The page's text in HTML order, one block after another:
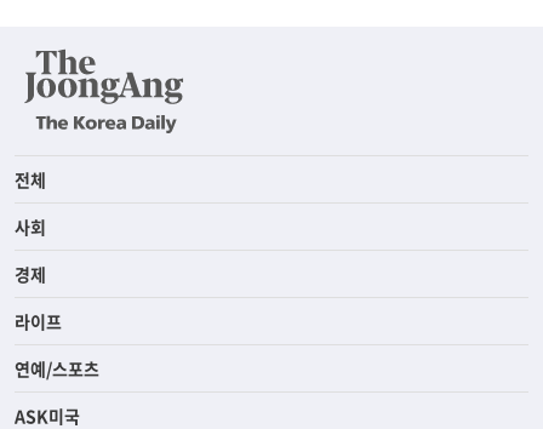
전체
사회
경제
라이프
연예/스포츠
ASK미국